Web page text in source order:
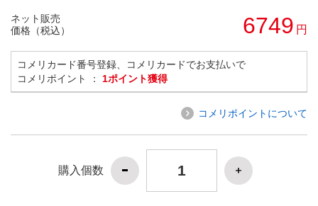
ネット販売
価格（税込）
6749 円
コメリカード番号登録、コメリカードでお支払いで
コメリポイント ： 1ポイント獲得
コメリポイントについて
購入個数